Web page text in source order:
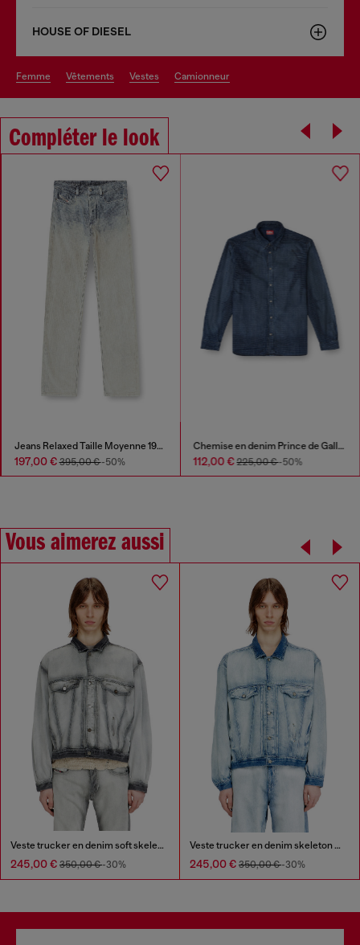
HOUSE OF DIESEL
femme vêtements vestes camionneur
Compléter le look
Jeans Relaxed Taille Moyenne 1980 D-Eeper
197,00 €395,00 €-50%
Chemise en denim Prince de Galles fluide
112,00 €225,00 €-50%
Vous aimerez aussi
Veste trucker en denim soft skeleton
245,00 € 350,00 €-30%
Veste trucker en denim skeleton mi-léger
245,00 € 350,00 €-30%